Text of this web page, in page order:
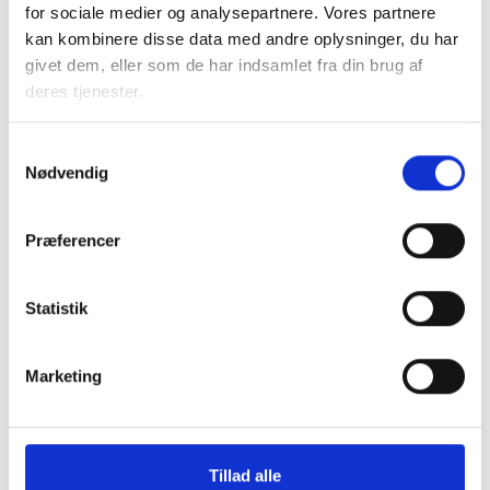
for sociale medier og analysepartnere. Vores partnere
kan kombinere disse data med andre oplysninger, du har
givet dem, eller som de har indsamlet fra din brug af
deres tjenester.
Nødvendig
Præferencer
Statistik
Marketing
Tillad alle
er opfyldt. Det vil også have betydning, at man har anvendt
en klausul, der ikke efterlader entreprenøren med et
urimeligt tab.
Spørgsmål og kommentarer kan rettes til juridisk chef i
eller
3376 2159.
Bent Madsen
Kontakt
Bent Madsen